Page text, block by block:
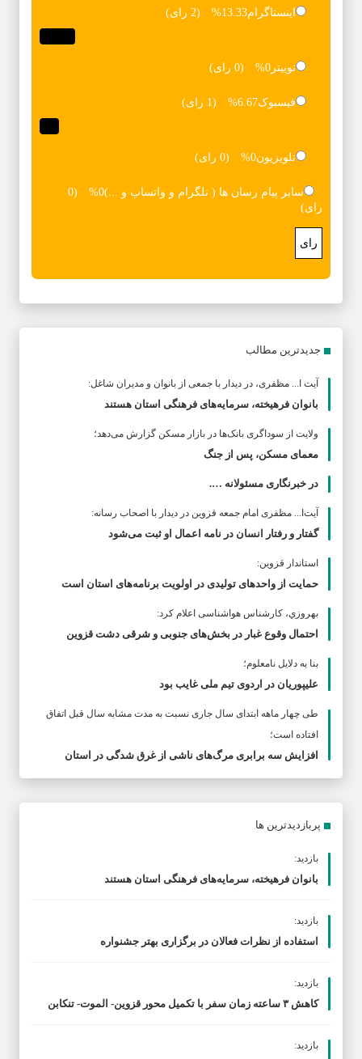
اینستاگرام13.33% (2 رای)
توییتر 0% (0 رای)
فیسبوک6.67% (1 رای)
تلویزیون0% (0 رای)
سایر پیام رسان ها ( تلگرام و واتساپ و ...)0%
(0
رای)
رای
جدیدترین مطالب
آیت ا... مظفری، در دیدار با جمعی از بانوان و مدیران شاغل:
بانوان فرهیخته، سرمایه‌های فرهنگی استان هستند
ولایت از سوداگری بانک‌ها در بازار مسکن گزارش می‌دهد؛
معمای مسکن، پس از جنگ
در خبرنگاری مسئولانه ….
آیت‌ا... مظفری امام جمعه قزوین در دیدار با اصحاب رسانه:
گفتار و رفتار انسان در نامه اعمال او ثبت می‌شود
استاندار قزوین:
حمایت از واحدهای تولیدی در اولویت برنامه‌های استان است
بهروزي، کارشناس هواشناسی اعلام کرد:
احتمال وقوع غبار در بخش‌های جنوبی و شرقی دشت قزوین
بنا به دلایل نامعلوم؛
علیپوریان در اردوی تیم ملی غایب بود
طی چهار ماهه ابتدای سال جاری نسبت به مدت مشابه سال قبل اتفاق
افتاده است؛
افزایش سه برابری مرگ‌های ناشی از غرق شدگی در استان
پربازدیدترین ها
بازدید:
بانوان فرهیخته، سرمایه‌های فرهنگی استان هستند
بازدید:
استفاده از نظرات فعالان در برگزاری بهتر جشنواره
بازدید:
کاهش ۳ ساعته زمان سفر با تکمیل محور قزوین- الموت- تنکابن
بازدید: